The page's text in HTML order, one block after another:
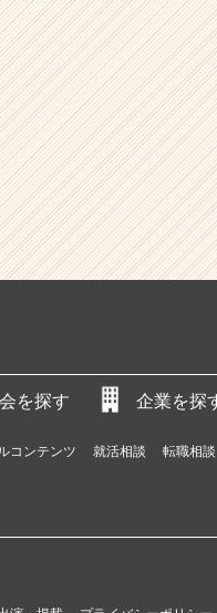
を探す 企業を探
コンテンツ 就活相談 転職相談